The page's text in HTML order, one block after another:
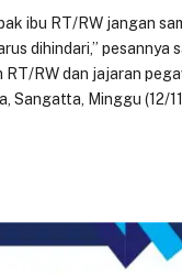
ibu RT/RW jangan
dihindari,” pesannya
RT/RW dan jajaran
Sangatta, Minggu (12/